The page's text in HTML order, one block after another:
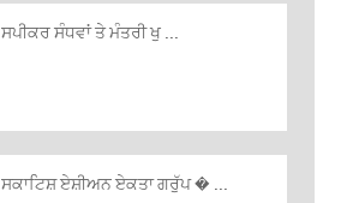
ਸਪੀਕਰ ਸੰਧਵਾਂ ਤੇ ਮੰਤਰੀ ਖੁ ...
ਸਕਾਟਿਸ਼ ਏਸ਼ੀਅਨ ਏਕਤਾ ਗਰੁੱਪ � ...